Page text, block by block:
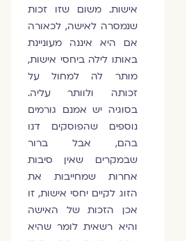
אישות. משום שזו זכות
שנמסרה לאישה, לכאורה
אם היא איננה מעוניינת
באותו לילה ביחסי אישות,
מותר לה למחול על
זכותה ולוותר עליה.
בסוגיה יש אמנם גורמים
נוספים שהפוסקים דנו
בהם, אבל ברור
שבמקרים שאין סיבות
אחרות שמחייבות את
הזוג לקיים יחסי אישות, זו
אכן הזכות של האישה
והיא רשאית לומר שהיא